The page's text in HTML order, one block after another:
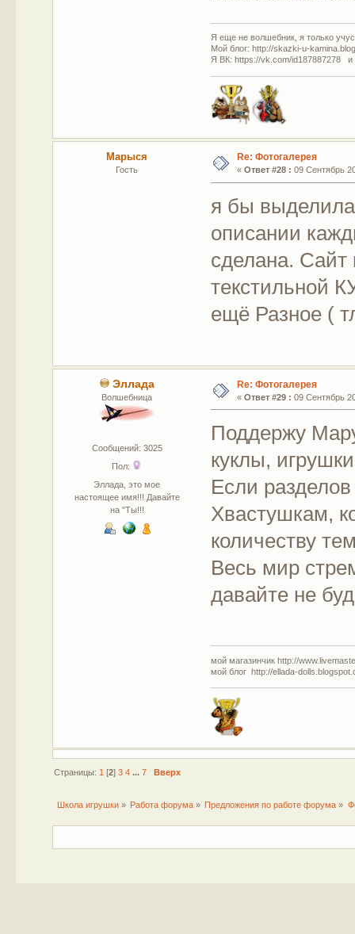
Я еще не волшебник, я только
Мой блог: http://skazki-u-
Я ВК: https://vk.com/id187887278 и
Марыся
Гость
Re: Фотогалерея
« Ответ #28 : 09 Сентябрь
я бы
описании
сделана.
текстильной
ещё Разное (
Эллада
Волшебница
Сообщений: 3025
Пол:
Эллада, это мое
настоящее имя!!! Давайте
на "Ты!!!
Re: Фотогалерея
« Ответ #29 : 09 Сентябрь
Поддержу
куклы,
Если
Хвастушкам,
количеству
Весь мир
давайте не
мой магазинчик http://
мой блог http://ellada-
Страницы: 1 [2] 3 4 ... 7 Вверх
Школа игрушки» Работа форума » Предложения по работе форума »